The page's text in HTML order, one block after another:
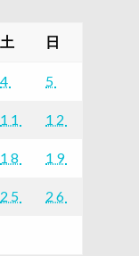
土 日
4 5
11 12
18 19
25 26